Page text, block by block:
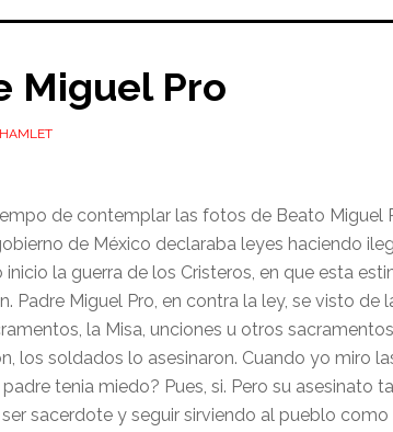
Miguel Pro
de contemplar las fotos de Beato Miguel
de México declaraba leyes haciendo
la guerra de los Cristeros, en que esta
Padre Miguel Pro, en contra la ley, se visto de
la Misa, unciones u otros
los soldados lo asesinaron. Cuando yo miro
tenia miedo? Pues, si. Pero su asesinato
sacerdote y seguir sirviendo al pueblo como